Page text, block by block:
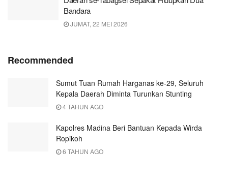
Bandara
JUMAT, 22 MEI 2026
Recommended
Sumut Tuan Rumah Harganas ke-29, Seluruh
Kepala Daerah Diminta Turunkan Stunting
4 TAHUN AGO
Kapolres Madina Beri Bantuan Kepada Wirda
Ropikoh
6 TAHUN AGO